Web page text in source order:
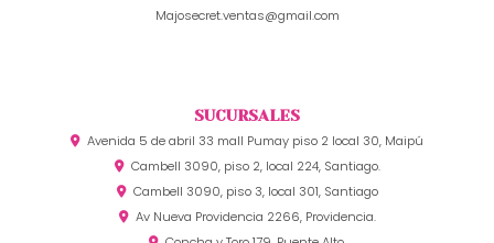
Majosecret.ventas@gmail.com
SUCURSALES
Avenida 5 de abril 33 mall Pumay piso 2 local 30, Maipú
Cambell 3090, piso 2, local 224, Santiago.
Cambell 3090, piso 3, local 301, Santiago
Av Nueva Providencia 2266, Providencia.